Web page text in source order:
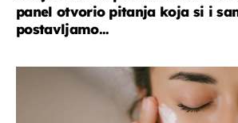
panel otvorio pitanja koja si i
postavljamo...
moda & ljepota